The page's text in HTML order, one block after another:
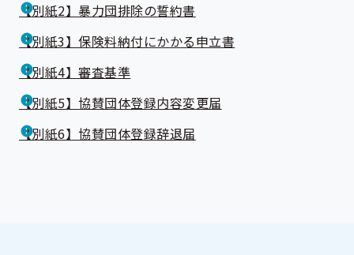
【別紙2】暴力団排除の誓約書
【別紙3】保険料納付にかかる申立書
【別紙4】審査基準
【別紙5】協賛団体登録内容変更届
【別紙6】協賛団体登録辞退届